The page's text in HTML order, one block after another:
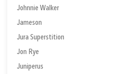
Johnnie Walker
Jameson
Jura Superstition
Jon Rye
Juniperus